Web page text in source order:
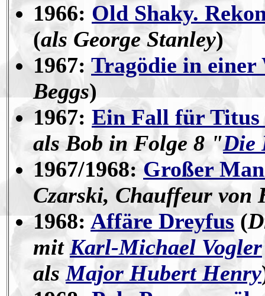
1966: Old Shaky.
(als George Stanley)
1967: Tragödie in einer
Beggs)
1967: Ein Fall für Titus
als Bob in Folge 8 "Die
1967/1968:Großer
Czarski, Chauffeur
1968:Affäre Dreyfus(
mit Karl-Michael Vogler
alsMajor Hubert Henry